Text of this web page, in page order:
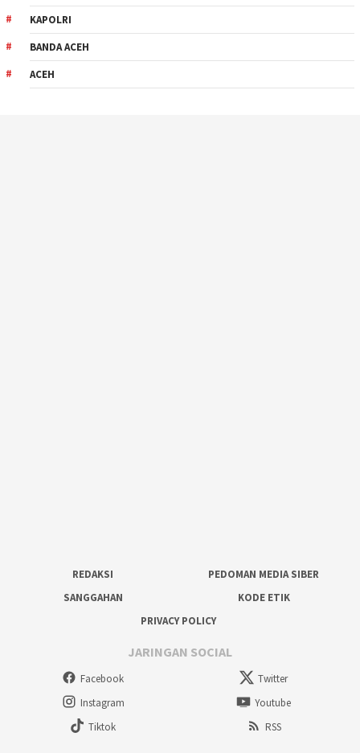
KAPOLRI
BANDA ACEH
ACEH
REDAKSI
PEDOMAN MEDIA SIBER
SANGGAHAN
KODE ETIK
PRIVACY POLICY
JARINGAN SOCIAL
Facebook
Twitter
Instagram
Youtube
Tiktok
RSS